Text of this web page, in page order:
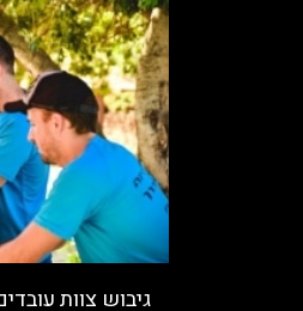
גיבוש צוות